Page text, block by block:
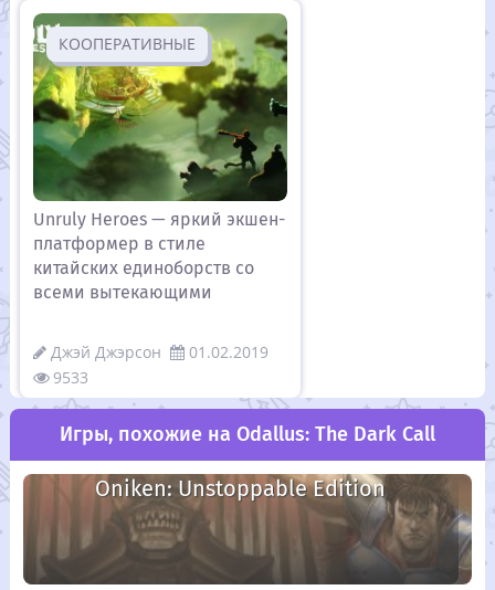
КООПЕРАТИВНЫЕ
Unruly Heroes — яркий экшен-
платформер в стиле
китайских единоборств со
всеми вытекающими
Джэй Джэрсон
01.02.2019
9533
Игры, похожие на Odallus: The Dark Call
Oniken: Unstoppable Edition